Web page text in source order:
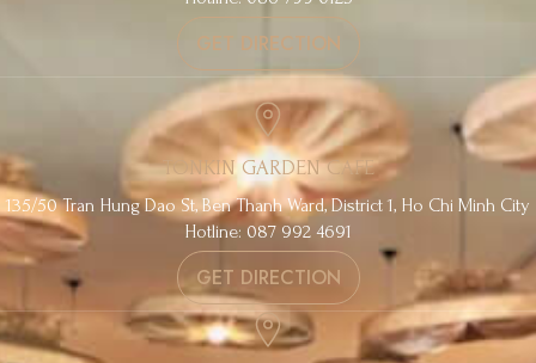
GET DIRECTION
TONKIN GARDEN CAFE
135/50 Tran Hung Dao St, Ben Thanh Ward, District 1, Ho Chi Minh City
Hotline: 087 992 4691
GET DIRECTION